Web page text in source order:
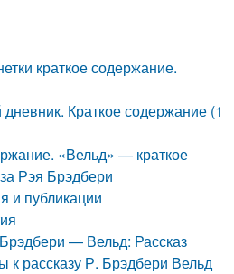
краткое содержание.
дневник. Краткое содержание (1
«Вельд» — краткое
Рэя Брэдбери
и публикации
— Вельд: Рассказ
к рассказу Р. Брэдбери Вельд